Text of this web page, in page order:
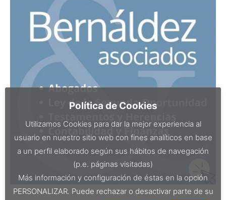
Política de Cookies
Utilizamos Cookies para dar la mejor experiencia al
usuario en nuestro sitio web con fines analíticos en base
a un perfil elaborado según sus hábitos de navegación
(p.e. páginas visitadas)
Más información y configuración de éstas en la opción
PERSONALIZAR. Puede rechazar o desactivar parte de su